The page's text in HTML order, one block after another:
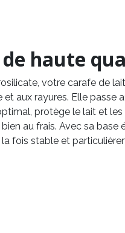
haute
votre carafe de
aux rayures. Elle passe
protège le lait et
au frais. Avec sa base
fois stable et